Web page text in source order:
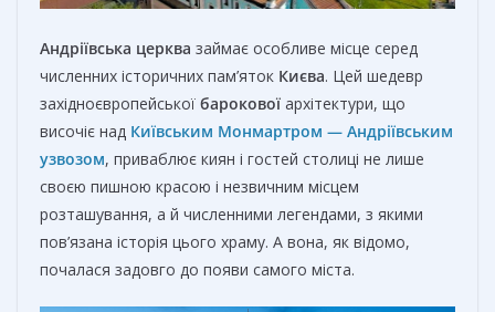
Андріївська церква займає особливе місце серед
численних історичних пам’яток Києва. Цей шедевр
західноєвропейської барокової архітектури, що
височіє над Київським Монмартром — Андріївським
узвозом, приваблює киян і гостей столиці не лише
своєю пишною красою і незвичним місцем
розташування, а й численними легендами, з якими
пов’язана історія цього храму. А вона, як відомо,
почалася задовго до появи самого міста.